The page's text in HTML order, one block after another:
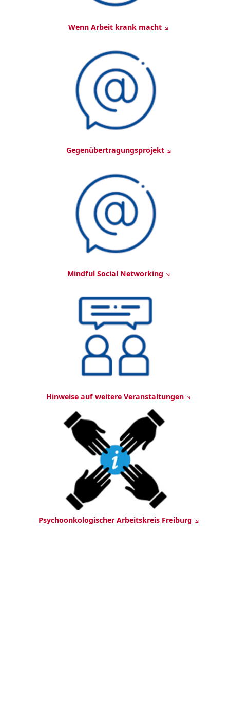
Wenn Arbeit krank macht
Gegenübertragungsprojekt
Mindful Social Networking
Hinweise auf weitere Veranstaltungen
Psychoonkologischer Arbeitskreis Freiburg